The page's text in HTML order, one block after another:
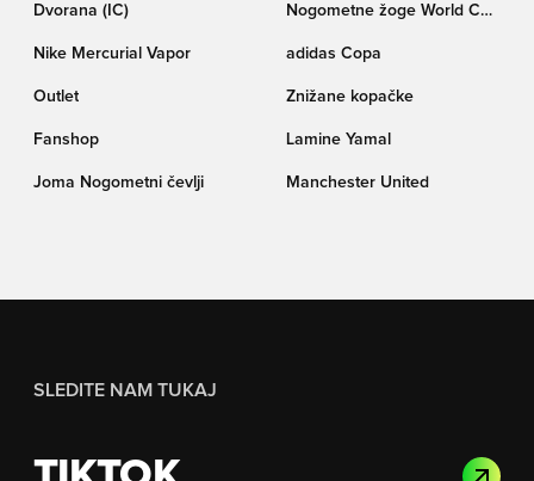
Dvorana (IC)
Nogometne žoge World Cup
Nike Mercurial Vapor
adidas Copa
Outlet Znižane kopačke
Fanshop Lamine Yamal
Joma Nogometni čevlji Manchester United
SLEDITE NAM TUKAJ